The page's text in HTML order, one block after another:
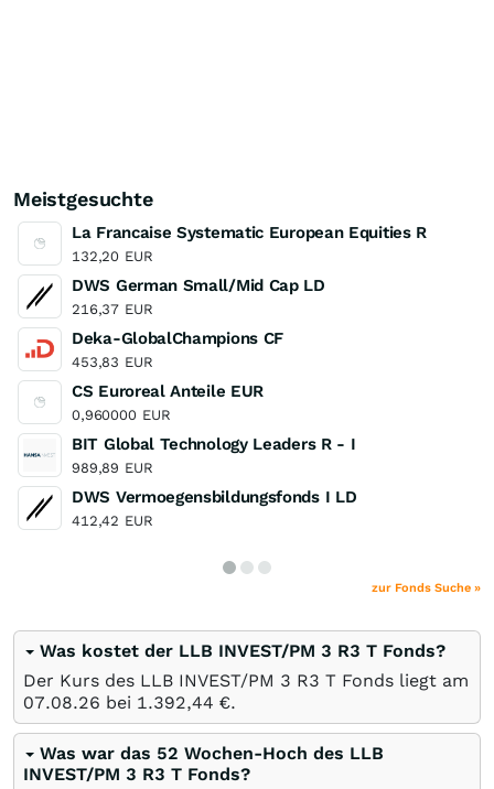
Meistgesuchte
La Francaise Systematic European Equities R
132,20 EUR
DWS German Small/Mid Cap LD
216,37 EUR
Deka-GlobalChampions CF
453,83 EUR
CS Euroreal Anteile EUR
0,960000 EUR
BIT Global Technology Leaders R - I
989,89 EUR
DWS Vermoegensbildungsfonds I LD
412,42 EUR
zur Fonds Suche »
Was kostet der LLB INVEST/PM 3 R3 T Fonds?
Der Kurs des LLB INVEST/PM 3 R3 T Fonds liegt am
07.08.26 bei 1.392,44 €.
Was war das 52 Wochen-Hoch des LLB
INVEST/PM 3 R3 T Fonds?